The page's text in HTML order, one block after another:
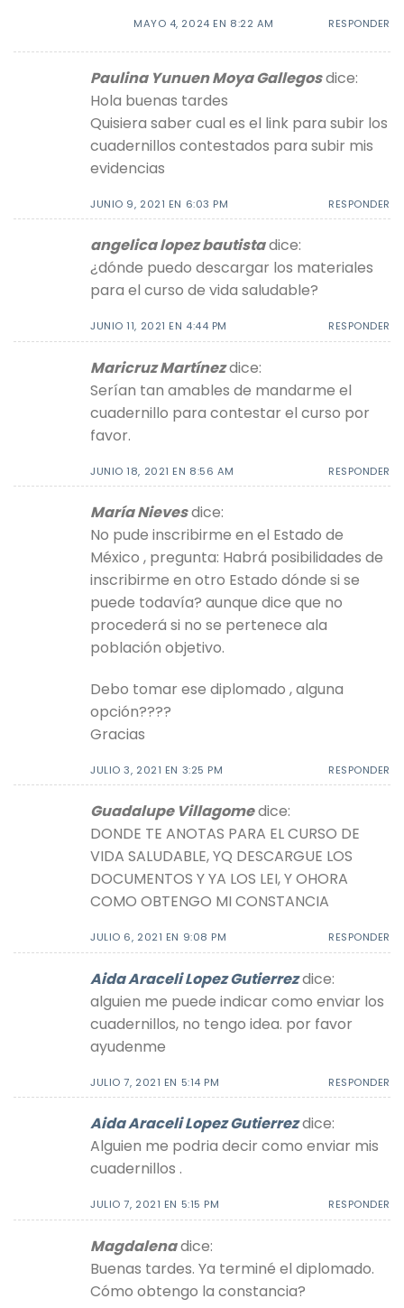
MAYO 4, 2024 EN 8:22 AM RESPONDER
Paulina Yunuen Moya Gallegosdice:
Hola buenas tardes
Quisiera saber cual es el link para subir los
cuadernillos contestados para subir mis
evidencias
JUNIO 9, 2021 EN 6:03 PM RESPONDER
angelica lopez bautistadice:
¿dónde puedo descargar los materiales
para el curso de vida saludable?
JUNIO 11, 2021 EN 4:44 PM RESPONDER
Maricruz Martínezdice:
Serían tan amables de mandarme el
cuadernillo para contestar el curso por
favor.
JUNIO 18, 2021 EN 8:56 AM RESPONDER
María Nievesdice:
No pude inscribirme en el Estado de
México , pregunta: Habrá posibilidades de
inscribirme en otro Estado dónde si se
puede todavía? aunque dice que no
procederá si no se pertenece ala
población objetivo.
Debo tomar ese diplomado , alguna
opción????
Gracias
JULIO 3, 2021 EN 3:25 PM RESPONDER
Guadalupe Villagomedice:
DONDE TE ANOTAS PARA EL CURSO DE
VIDA SALUDABLE, YQ DESCARGUE LOS
DOCUMENTOS Y YA LOS LEI, Y OHORA
COMO OBTENGO MI CONSTANCIA
JULIO 6, 2021 EN 9:08 PM RESPONDER
Aida Araceli Lopez Gutierrezdice:
alguien me puede indicar como enviar los
cuadernillos, no tengo idea. por favor
ayudenme
JULIO 7, 2021 EN 5:14 PM RESPONDER
Aida Araceli Lopez Gutierrezdice:
Alguien me podria decir como enviar mis
cuadernillos .
JULIO 7, 2021 EN 5:15 PM RESPONDER
Magdalenadice:
Buenas tardes. Ya terminé el diplomado.
Cómo obtengo la constancia?